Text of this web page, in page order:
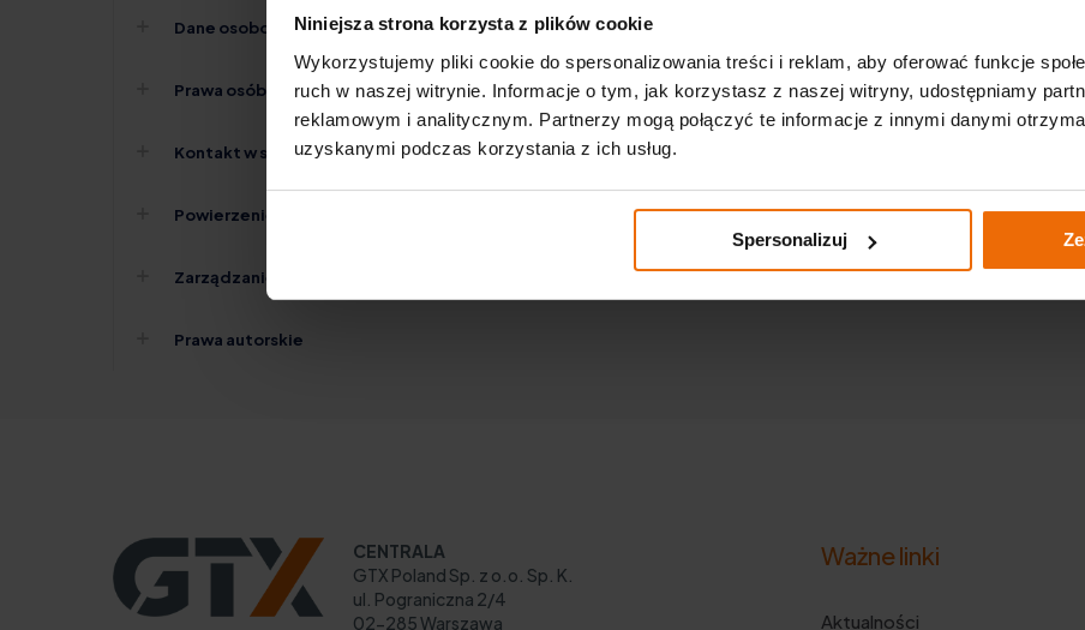
Niniejsza strona korzysta z plików cookie
Wykorzystujemy pliki cookie do spersonalizowania treści i reklam, aby oferować funkcje
ruch w naszej witrynie. Informacje o tym, jak korzystasz z naszej witryny, udostępniamy
reklamowym i analitycznym. Partnerzy mogą połączyć te informacje z innymi danymi
uzyskanymi podczas korzystania z ich usług.
Spersonalizuj
Dane osobowe byłych Pracowników GTX Poland Sp. z o.o. Sp. k.
Prawa osób, których dane osobowe dotyczą
Kontakt w sprawach dotyczących przetwarzania danych osobowych
Powierzenie danych osobowych
Zarządzanie plikami cookies
Prawa autorskie
CENTRALA
GTX Poland Sp. z o.o. Sp. K.
ul. Pograniczna 2/4
02-285 Warszawa
Ważne linki
Aktualności